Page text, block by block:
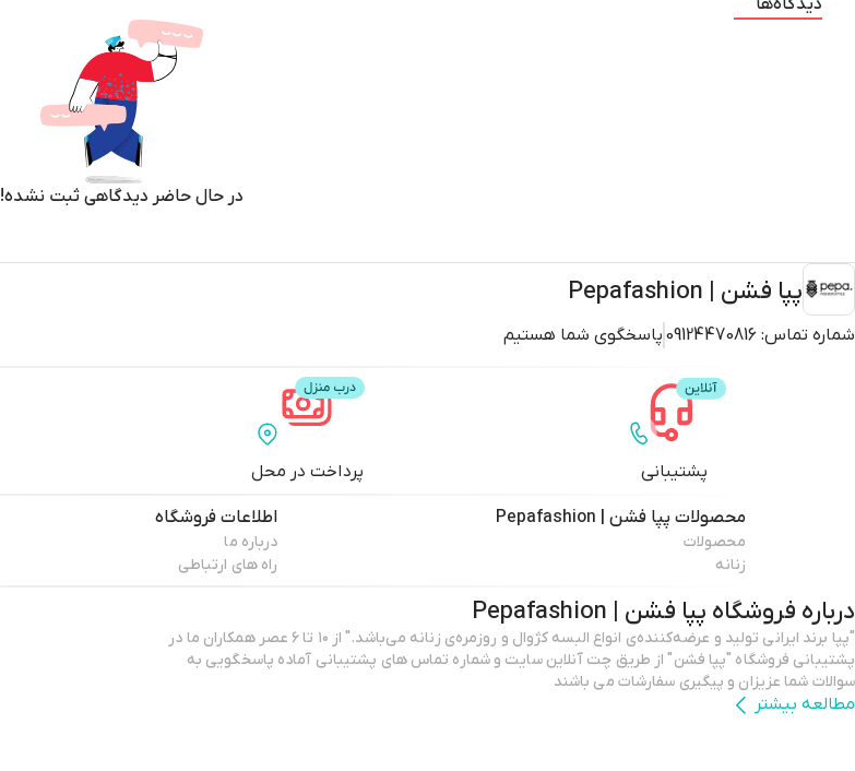
دیدگاه‌ها
در حال حاضر دیدگاهی ثبت نشده!
پپا فشن | Pepafashion
شماره تماس: 09124470816 پاسخگوی شما هستیم
پشتیبانی پرداخت در محل
محصولات پپا فشن | Pepafashion
محصولات
زنانه
اطلاعات فروشگاه
درباره ما
راه های ارتباطی
درباره فروشگاه پپا فشن | Pepafashion
"پپا برند ایرانی تولید و عرضه‌کننده‌ی انواع البسه کژوال و روزمره‌ی زنانه می‌باشد." از ۱۰ تا ۶ عصر همکاران ما در
پشتیبانی فروشگاه "پپا فشن" از طریق چت آنلاین سایت و شماره تماس های پشتیبانی آماده پاسخگویی به
سوالات شما عزیزان و پیگیری سفارشات می باشند
مطالعه بیشتر